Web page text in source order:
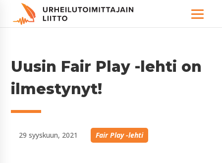
Uusin Fair Play -lehti on
ilmestynyt!